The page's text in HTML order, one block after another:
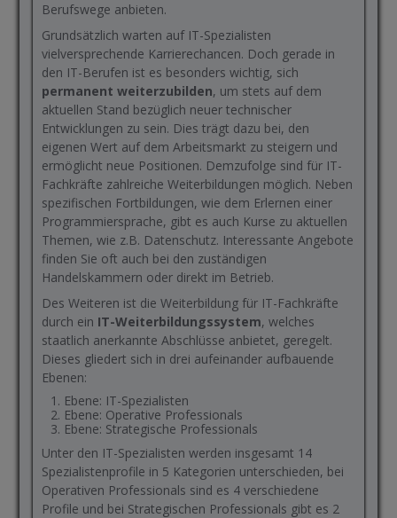
Berufswege anbieten.
Grundsätzlich warten auf IT-Spezialisten
vielversprechende Karrierechancen. Doch gerade in
den IT-Berufen ist es besonders wichtig, sich
permanent weiterzubilden, um stets auf dem
aktuellen Stand bezüglich neuer technischer
Entwicklungen zu sein. Dies trägt dazu bei, den
eigenen Wert auf dem Arbeitsmarkt zu steigern und
ermöglicht neue Positionen. Demzufolge sind für IT-
Fachkräfte zahlreiche Weiterbildungen möglich. Neben
spezifischen Fortbildungen, wie dem Erlernen einer
Programmiersprache, gibt es auch Kurse zu aktuellen
Themen, wie z.B. Datenschutz. Interessante Angebote
finden Sie oft auch bei den zuständigen
Handelskammern oder direkt im Betrieb.
Des Weiteren ist die Weiterbildung für IT-Fachkräfte
durch ein IT-Weiterbildungssystem, welches
staatlich anerkannte Abschlüsse anbietet, geregelt.
Dieses gliedert sich in drei aufeinander aufbauende
Ebenen:
Ebene: IT-Spezialisten
Ebene: Operative Professionals
Ebene: Strategische Professionals
Unter den IT-Spezialisten werden insgesamt 14
Spezialistenprofile in 5 Kategorien unterschieden, bei
Operativen Professionals sind es 4 verschiedene
Profile und bei Strategischen Professionals gibt es 2